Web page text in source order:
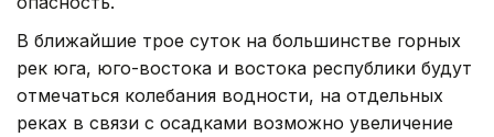
В ближайшие трое суток на большинстве горных
рек юга, юго-востока и востока республики будут
отмечаться колебания водности, на отдельных
реках в связи с осадками возможно увеличение